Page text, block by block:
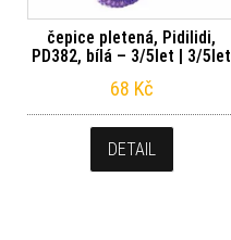
čepice pletená, Pidilidi,
PD382, bílá – 3/5let | 3/5let
68 Kč
DETAIL